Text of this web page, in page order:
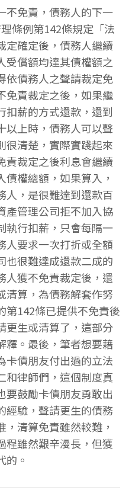
不免責，債務人的下一
條例第142條規定「法
定確定後，債務人繼續
受償額均達其債權額之
依債務人之聲請裁定免
免責裁定之後，如果繼
扣薪的方式還款，還到
以上時，債務人可以聲
很清楚，實際實踐起來
責裁定之後利息會繼續
權總額，如果算入，
人，是很難達到還款百
產管理公司拒不加入協
執行扣薪，只會每隔一
人要求一次打折或全額
也很難達成還款二成的
人獲不免責裁定後，還
清算，為債務解套作努
第142條已提供不免責後
更生或清算了，這部分
釋。最後，筆者想要藉
卡債朋友付出過的立法
和律師們，這個制度真
要鼓勵卡債朋友勇敢出
經驗，聲請更生的債務
清算免責雖然較難，
程雖然艱辛漫長，但獲
的。